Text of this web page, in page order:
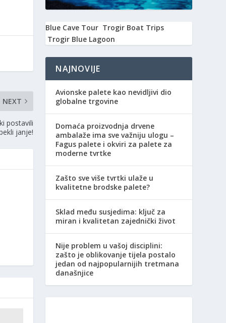
NEXT
postavili
janje!
Blue Cave Tour Trogir Boat Trips
Trogir Blue Lagoon
NAJNOVIJE
Avionske palete kao nevidljivi dio
globalne trgovine
Domaća proizvodnja drvene
ambalaže ima sve važniju ulogu –
Fagus palete i okviri za palete za
moderne tvrtke
Zašto sve više tvrtki ulaže u
kvalitetne brodske palete?
Sklad među susjedima: ključ za
miran i kvalitetan zajednički život
Nije problem u vašoj disciplini:
zašto je oblikovanje tijela postalo
jedan od najpopularnijih tretmana
današnjice